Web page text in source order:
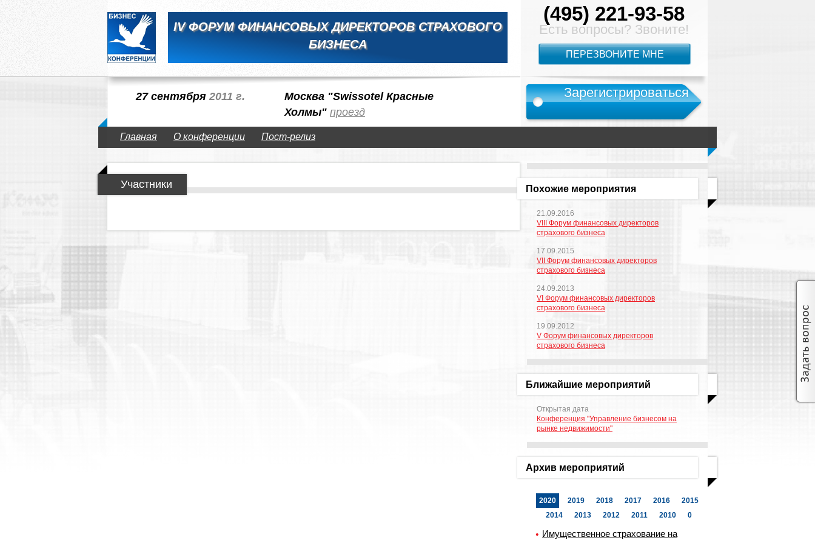
IV ФОРУМ ФИНАНСОВЫХ ДИРЕКТОРОВ СТРАХОВОГО
БИЗНЕСА
27 сентября 2011 г.
Москва "Swissotel Красные
Холмы" проезд
(495) 221-93-58
Есть вопросы? Звоните!
Зарегистрироваться
ПЕРЕЗВОНИТЕ МНЕ
Главная О конференции Пост-релиз
Участники Похожие мероприятия
21.09.2016
VIII Форум финансовых директоров
страхового бизнеса
17.09.2015
VII Форум финансовых директоров
страхового бизнеса
24.09.2013
VI Форум финансовых директоров
страхового бизнеса
19.09.2012
V Форум финансовых директоров
страхового бизнеса
Ближайшие мероприятий
Открытая дата
Конференция "Управление бизнесом на
рынке недвижимости"
Архив мероприятий
2020 2019 2018 2017 2016
2015
2014
2013 2012 2011 2010 0
Имущественное страхование на